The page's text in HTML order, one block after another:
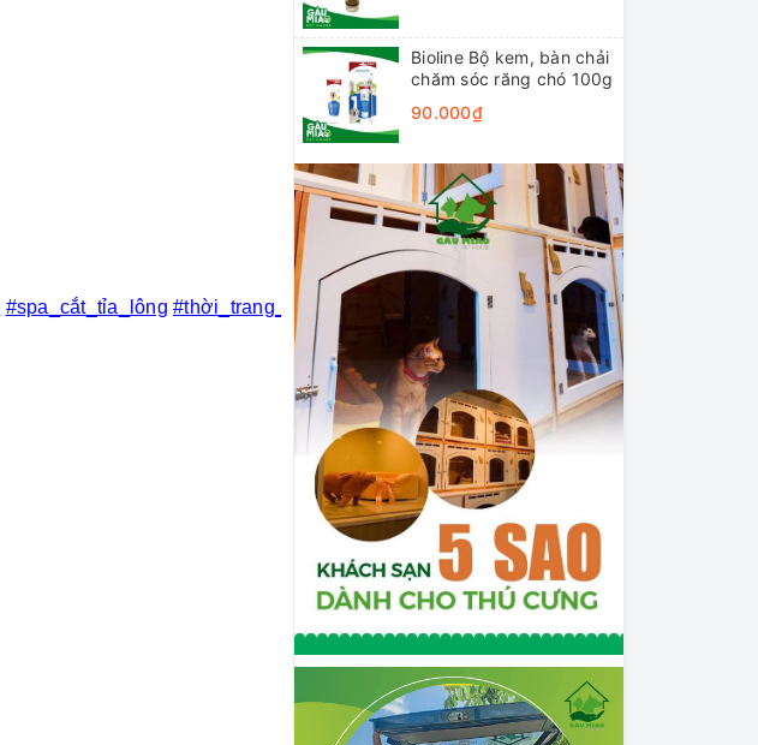
#spa_cắt_tỉa_lông #thời_trang_thú_cưng #khách_sạn_thú_cưng
Bioline Bộ kem, bàn chải
chăm sóc răng chó 100g
90.000₫